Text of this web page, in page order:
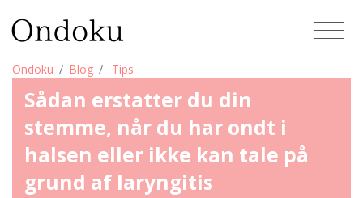
Ondoku Blog Tips
Sådan erstatter du din
stemme, når du har ondt i
halsen eller ikke kan tale på
grund af laryngitis